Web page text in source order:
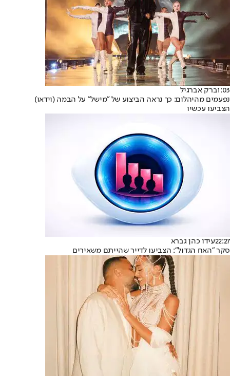
1:03ברק אברגיל
נפעמים מהיהלום: כך נראה הביצוע של "מישל" על הבמה (וידאו)
הצביעו עכשיו
22:27עידו כהן גברא
סקר "האח הגדול": הצביעו לדייר שהייתם משאירים